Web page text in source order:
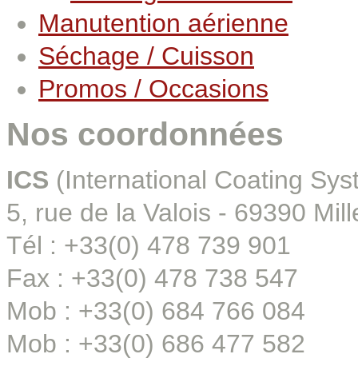
Manutention aérienne
Séchage / Cuisson
Promos / Occasions
Nos coordonnées
ICS (International Coating
5, rue de la Valois - 69390
Tél : +33(0) 478 739 901
Fax : +33(0) 478 738 547
Mob : +33(0) 684 766 084
Mob : +33(0) 686 477 582